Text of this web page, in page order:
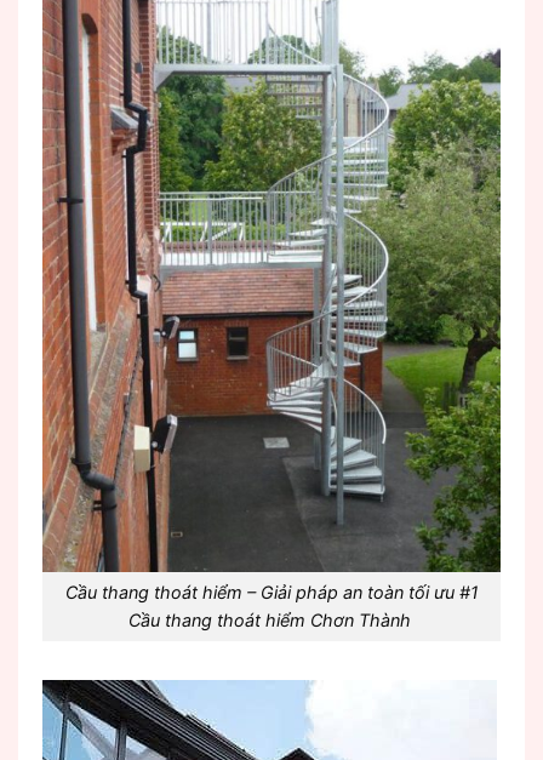
Cầu thang thoát hiểm – Giải pháp an toàn tối ưu #1
Cầu thang thoát hiểm Chơn Thành